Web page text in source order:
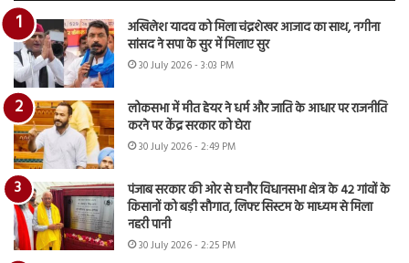
अखिलेश यादव को मिला चंद्रशेखर आजाद का साथ, नगीना
सांसद ने सपा के सुर में मिलाए सुर
30 July 2026 - 3:03 PM
लोकसभा में मीत हेयर ने धर्म और जाति के आधार पर राजनीति
करने पर केंद्र सरकार को घेरा
30 July 2026 - 2:49 PM
पंजाब सरकार की ओर से घनौर विधानसभा क्षेत्र के 42 गांवों के
किसानों को बड़ी सौगात, लिफ्ट सिस्टम के माध्यम से मिला
नहरी पानी
30 July 2026 - 2:25 PM